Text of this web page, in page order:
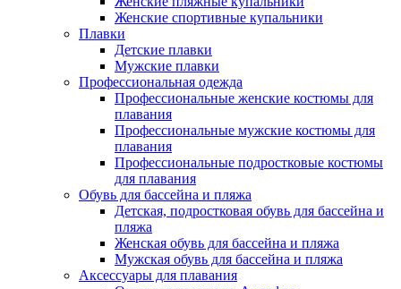
Женские спортивные купальники
Плавки
Детские плавки
Мужские плавки
Профессиональная одежда
Профессиональные женские костюмы для
плавания
Профессиональные мужские костюмы для
плавания
Профессиональные подростковые костюмы
для плавания
Обувь для бассейна и пляжа
Детская, подростковая обувь для бассейна и
пляжа
Женская обувь для бассейна и пляжа
Мужская обувь для бассейна и пляжа
Аксессуары для плавания